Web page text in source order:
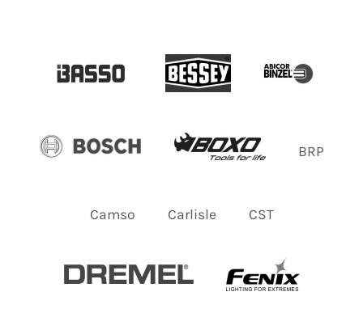
BRP
Camso Carlisle CST